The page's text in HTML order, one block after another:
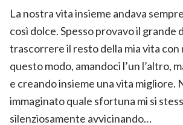
La nostra vita insieme andava
così dolce. Spesso provavo il grande
trascorrere il resto della mia vita con
questo modo, amandoci l’un l’altro,
e creando insieme una vita migliore.
immaginato quale sfortuna mi si
silenziosamente avvicinando…